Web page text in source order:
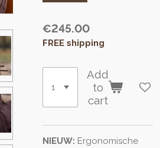
€245.00
FREE shipping
Add
to
cart
NIEUW: Ergonomische